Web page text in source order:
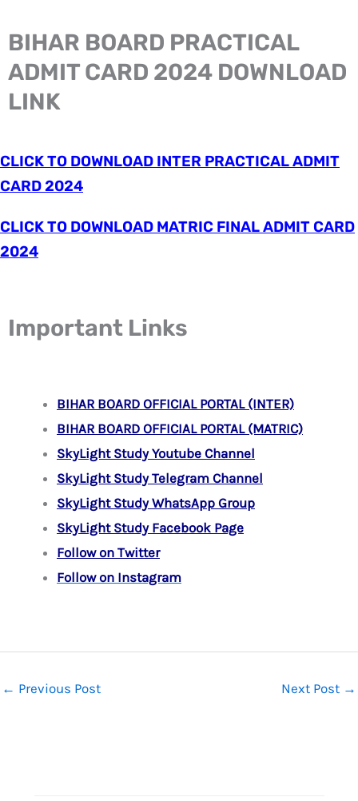
BIHAR BOARD PRACTICAL
ADMIT CARD 2024 DOWNLOAD
LINK
CLICK TO DOWNLOAD INTER PRACTICAL ADMIT
CARD 2024
CLICK TO DOWNLOAD MATRIC FINAL ADMIT CARD
2024
Important Links
BIHAR BOARD OFFICIAL PORTAL (INTER)
BIHAR BOARD OFFICIAL PORTAL (MATRIC)
SkyLight Study Youtube Channel
SkyLight Study Telegram Channel
SkyLight Study WhatsApp Group
SkyLight Study Facebook Page
Follow on Twitter
Follow on Instagram
← Previous Post Next Post →